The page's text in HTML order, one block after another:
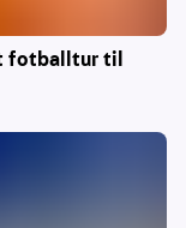
fotballtur til